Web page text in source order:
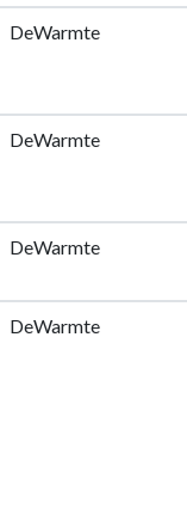
DeWarmte
DeWarmte
DeWarmte
DeWarmte